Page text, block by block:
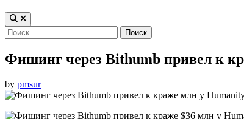
Найти:
Фишинг через Bithumb привел к
by pmsur